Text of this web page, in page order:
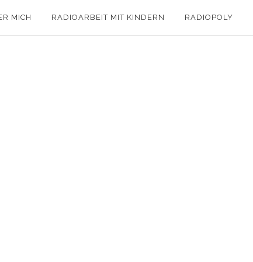
MICH RADIOARBEIT MIT KINDERN RADIOPOLY